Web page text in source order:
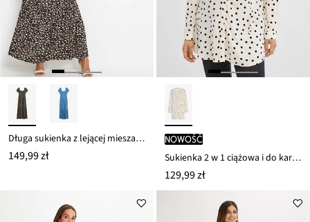
Długa sukienka z lejącej mieszanki wiskozy
149,99 zł
nowość
Sukienka 2 w 1 ciążowa i do karmienia, z lejącej wiskozy
129,99 zł